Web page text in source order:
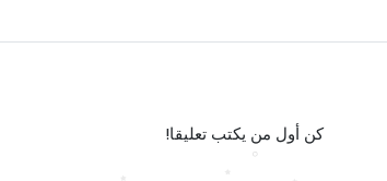
كن أول من يكتب تعليقا!